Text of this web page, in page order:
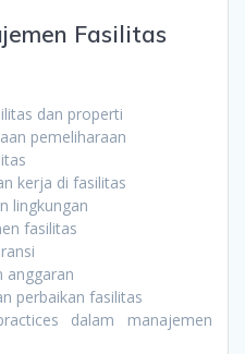
Fasilitas
dan properti
pemeliharaan
kerja di fasilitas
lingkungan
fasilitas
anggaran
perbaikan fasilitas
dalam manajemen